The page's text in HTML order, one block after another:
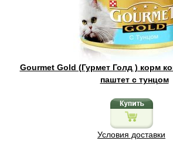
Gourmet Gold (Гурмет Голд ) корм
паштет с тунцом
Условия доставки